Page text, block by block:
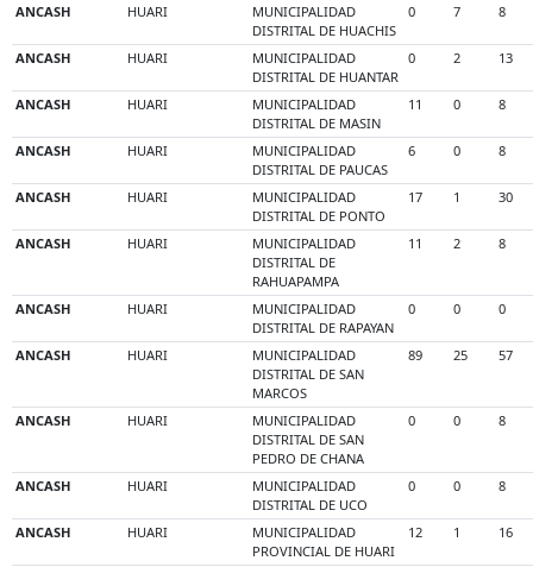
ANCASH HUARI
MUNICIPALIDAD
DISTRITAL DE HUACHIS
0 7 8
ANCASH HUARI
MUNICIPALIDAD
DISTRITAL DE HUANTAR
0 2 13
ANCASH HUARI
MUNICIPALIDAD
DISTRITAL DE MASIN
11 0 8
ANCASH HUARI
MUNICIPALIDAD
DISTRITAL DE PAUCAS
6 0 8
ANCASH HUARI
MUNICIPALIDAD
DISTRITAL DE PONTO
17 1 30
ANCASH HUARI
MUNICIPALIDAD
DISTRITAL DE
RAHUAPAMPA
11 2 8
ANCASH HUARI
MUNICIPALIDAD
DISTRITAL DE RAPAYAN
0 0 0
ANCASH HUARI
MUNICIPALIDAD
DISTRITAL DE SAN
MARCOS
89 25 57
ANCASH HUARI
MUNICIPALIDAD
DISTRITAL DE SAN
PEDRO DE CHANA
0 0 8
ANCASH HUARI
MUNICIPALIDAD
DISTRITAL DE UCO
0 0 8
ANCASH HUARI
MUNICIPALIDAD
PROVINCIAL DE HUARI
12 1 16